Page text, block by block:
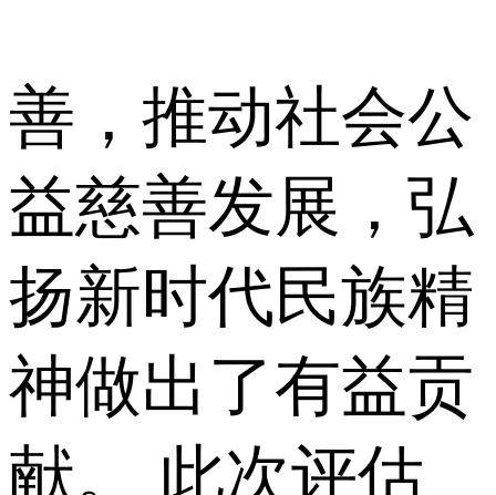
善，推动社会公
益慈善发展，弘
扬新时代民族精
神做出了有益贡
献。 此次评估